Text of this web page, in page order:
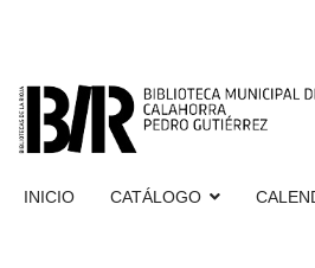
INICIO CATÁLOGO